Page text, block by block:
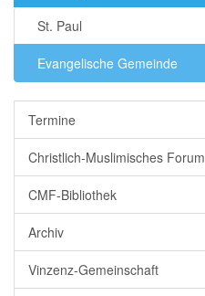
St. Paul
Evangelische Gemeinde
Termine
Christlich-Muslimisches Forum
CMF-Bibliothek
Archiv
Vinzenz-Gemeinschaft